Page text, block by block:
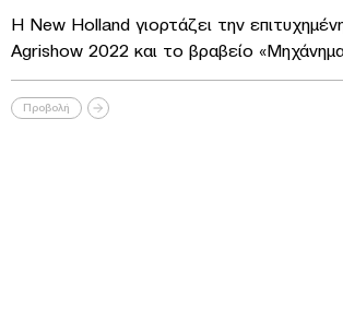
Η New Holland γιορτάζει την
Agrishow 2022 και το βραβείο
Προβολή